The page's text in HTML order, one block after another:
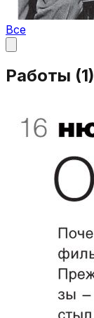
Все
Работы (1)